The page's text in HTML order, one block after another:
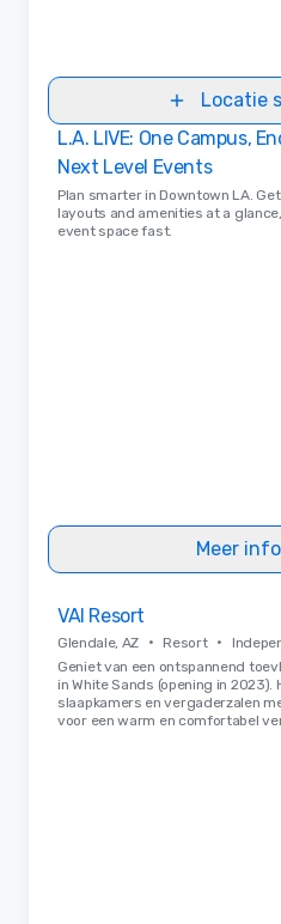
Locatie
L.A. LIVE: One Campus,
Next Level Events
Plan smarter in Downtown LA.
layouts and amenities at a
event space fast.
Meer
VAI Resort
Glendale, AZ • Resort •
Geniet van een ontspannend
in White Sands (opening in
slaapkamers en vergaderzalen
voor een warm en comfortabel